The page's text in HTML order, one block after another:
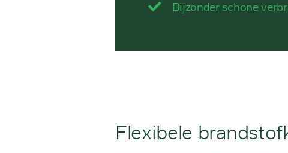
Bijzonder schone
Flexibele